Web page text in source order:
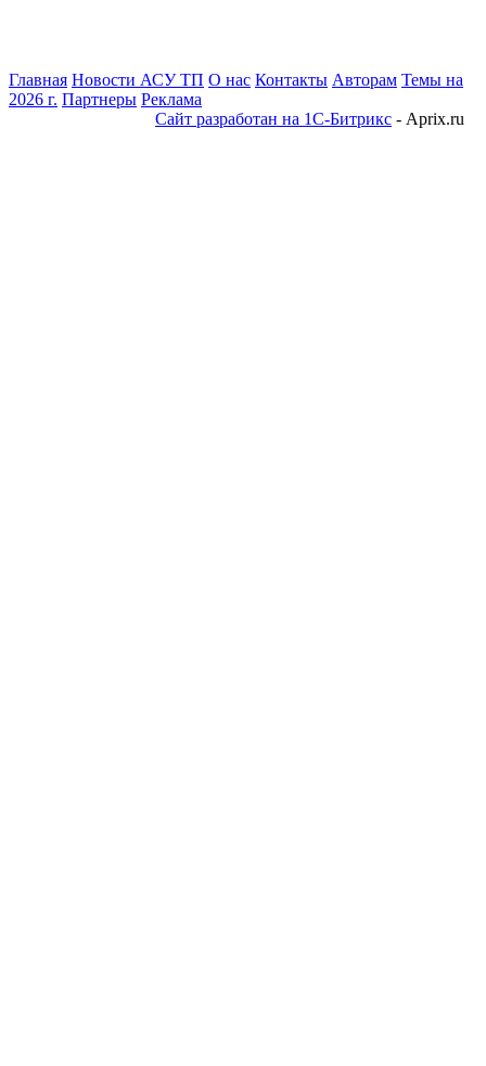
Главная Новости АСУ ТП О нас Контакты Авторам Темы на
2026 г. Партнеры Реклама
Сайт разработан на 1С-Битрикс - Aprix.ru